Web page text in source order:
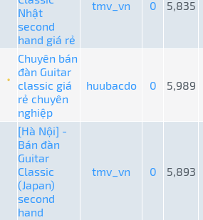
Nhật
second
hand giá rẻ
tmv_vn 0 5,835
Chuyên bán
đàn Guitar
classic giá
rẻ chuyên
nghiệp
huubacdo 0 5,989
[Hà Nội] -
Bán đàn
Guitar
Classic
(Japan)
second
hand
tmv_vn 0 5,893